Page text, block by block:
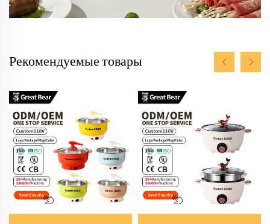
Рекомендуемые товары